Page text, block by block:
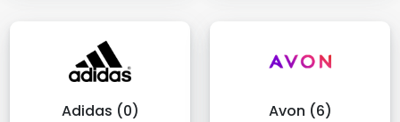
Adidas (0) Avon (6)